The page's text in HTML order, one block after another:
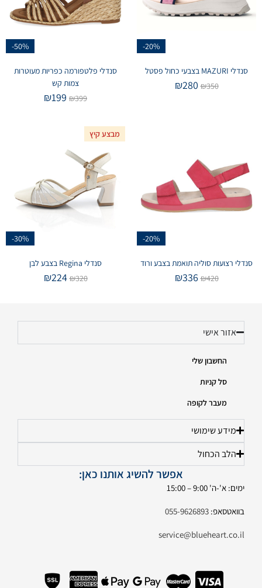
-20%
סנדלי MAZURI בצבעי כחול פסטל
₪350
₪280
-50%
סנדלי פלטפורמה כפריות מעוטרות
צמות קש
₪399
₪199
-20%
סנדלי רצועות סוליה תואמת בצבע ורוד
₪420
₪336
מבצע קיץ
-30%
סנדלי Regina בצבע לבן
₪320
₪224
אזור אישי
החשבון שלי
סל קניות
מעבר לקופה
מידע שימושי
הלב הכחול
אפשר להשיג אותנו כאן:
ימים: א'-ה' 9:00 – 15:00
בוואטסאפ: 055-9626893
service@blueheart.co.il